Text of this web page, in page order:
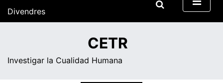
Divendres
CETR
Investigar la Cualidad Humana